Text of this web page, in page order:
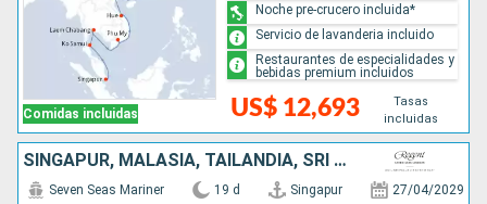
Comidas incluidas US$ 12,693
Tasas
incluidas
Noche pre-crucero incluida*
Servicio de lavanderia incluido
Restaurantes de especialidades y
bebidas premium incluidos
SINGAPUR, MALASIA, TAILANDIA, SRI LANKA, MALDIVAS, INDIA, EMIRATOS ÁRABES UNIDOS
Seven Seas Mariner 19 d Singapur 27/04/2029